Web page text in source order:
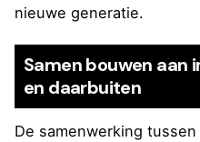
nieuwe generatie.
Samen bouwen
en daarbuiten
De samenwerking